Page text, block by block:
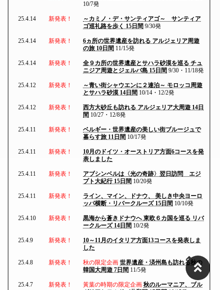
10/7発
25.4.14 新発表！
～カミノ・デ・サンティアゴ～ サンティア
ゴ巡礼路を歩く 15日間 9/30発
25.4.14 新発表！
6ヵ所の世界遺産を訪れる アルジェリア周遊
の旅 10日間 11/15発
25.4.14 新発表！
全９カ所の世界遺産とサハラ砂漠を巡る チュ
ニジア周遊とジェルバ島 15日間 9/30・11/18発
25.4.12 新発表！
～青い街シャウエンに２連泊～ モロッコ周遊
とサハラ砂漠 14日間 10/14・12/2発
25.4.12 新発表！
西方大砂丘も訪れる アルジェリア大周遊 14日
間 10/27・12/8発
25.4.11 新発表！
ベルギー・世界遺産の美しい街ブルージュで
暮らす旅 11日間 10/17発
25.4.11 新発表！
10月のドイツ・オーストリア方面6コースを発
表しました
25.4.11 新発表！
アブシンベルは〈光の奇跡〉翌日訪問 エジ
プト大紀行 15日間 10/20発
25.4.11 新発表！
ライン、マイン、ドナウ、 美しき中央ヨーロ
ッパ横断・リバークルーズ 15日間 10/10発
25.4.10 新発表！
黒海から蒼きドナウへ 東欧６カ国を巡る リバ
ークルーズ 14日間 10/2発
25.4.9 新発表！
10～11月のイタリア方面13コースを発表しま
した
25.4.8 新発表！ 秋の限定企画 世界遺産・済州島も訪れる秋の
韓国大周遊 7日間 11/5発
25.4.7 新発表！ 黃葉の時期の限定企画 秋のルーマニア、ブル